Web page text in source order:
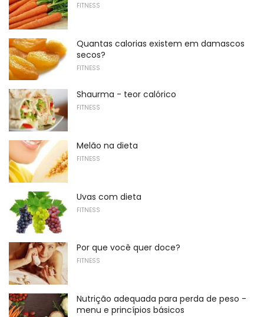
FITNESS
Quantas calorias existem em damascos
secos?
FITNESS
Shaurma - teor calórico
FITNESS
Melão na dieta
FITNESS
Uvas com dieta
FITNESS
Por que você quer doce?
FITNESS
Nutrição adequada para perda de peso -
menu e princípios básicos